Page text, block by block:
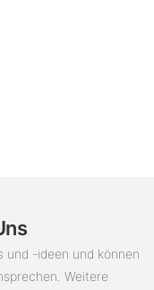
und -ideen und können
Weitere